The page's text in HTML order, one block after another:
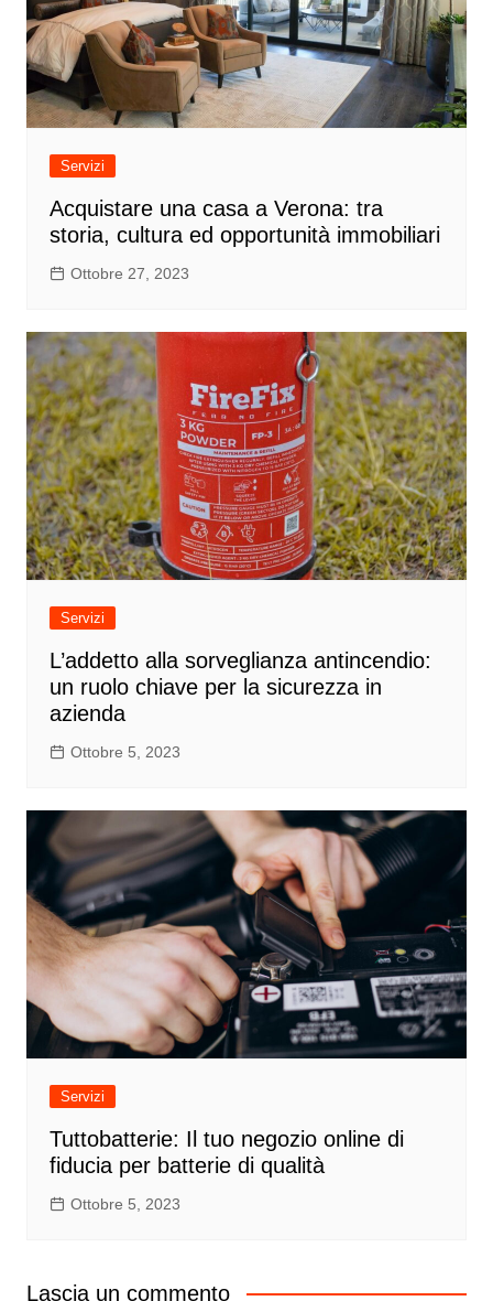
Servizi
Acquistare una casa a Verona: tra
storia, cultura ed opportunità immobiliari
Ottobre 27, 2023
Servizi
L’addetto alla sorveglianza antincendio:
un ruolo chiave per la sicurezza in
azienda
Ottobre 5, 2023
Servizi
Tuttobatterie: Il tuo negozio online di
fiducia per batterie di qualità
Ottobre 5, 2023
Lascia un commento